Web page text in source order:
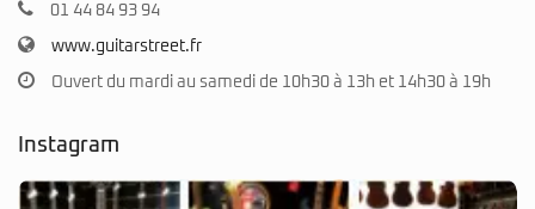
01 44 84 93 94
www.guitarstreet.fr
Ouvert du mardi au samedi de 10h30 à 13h et 14h30 à 19h
Instagram